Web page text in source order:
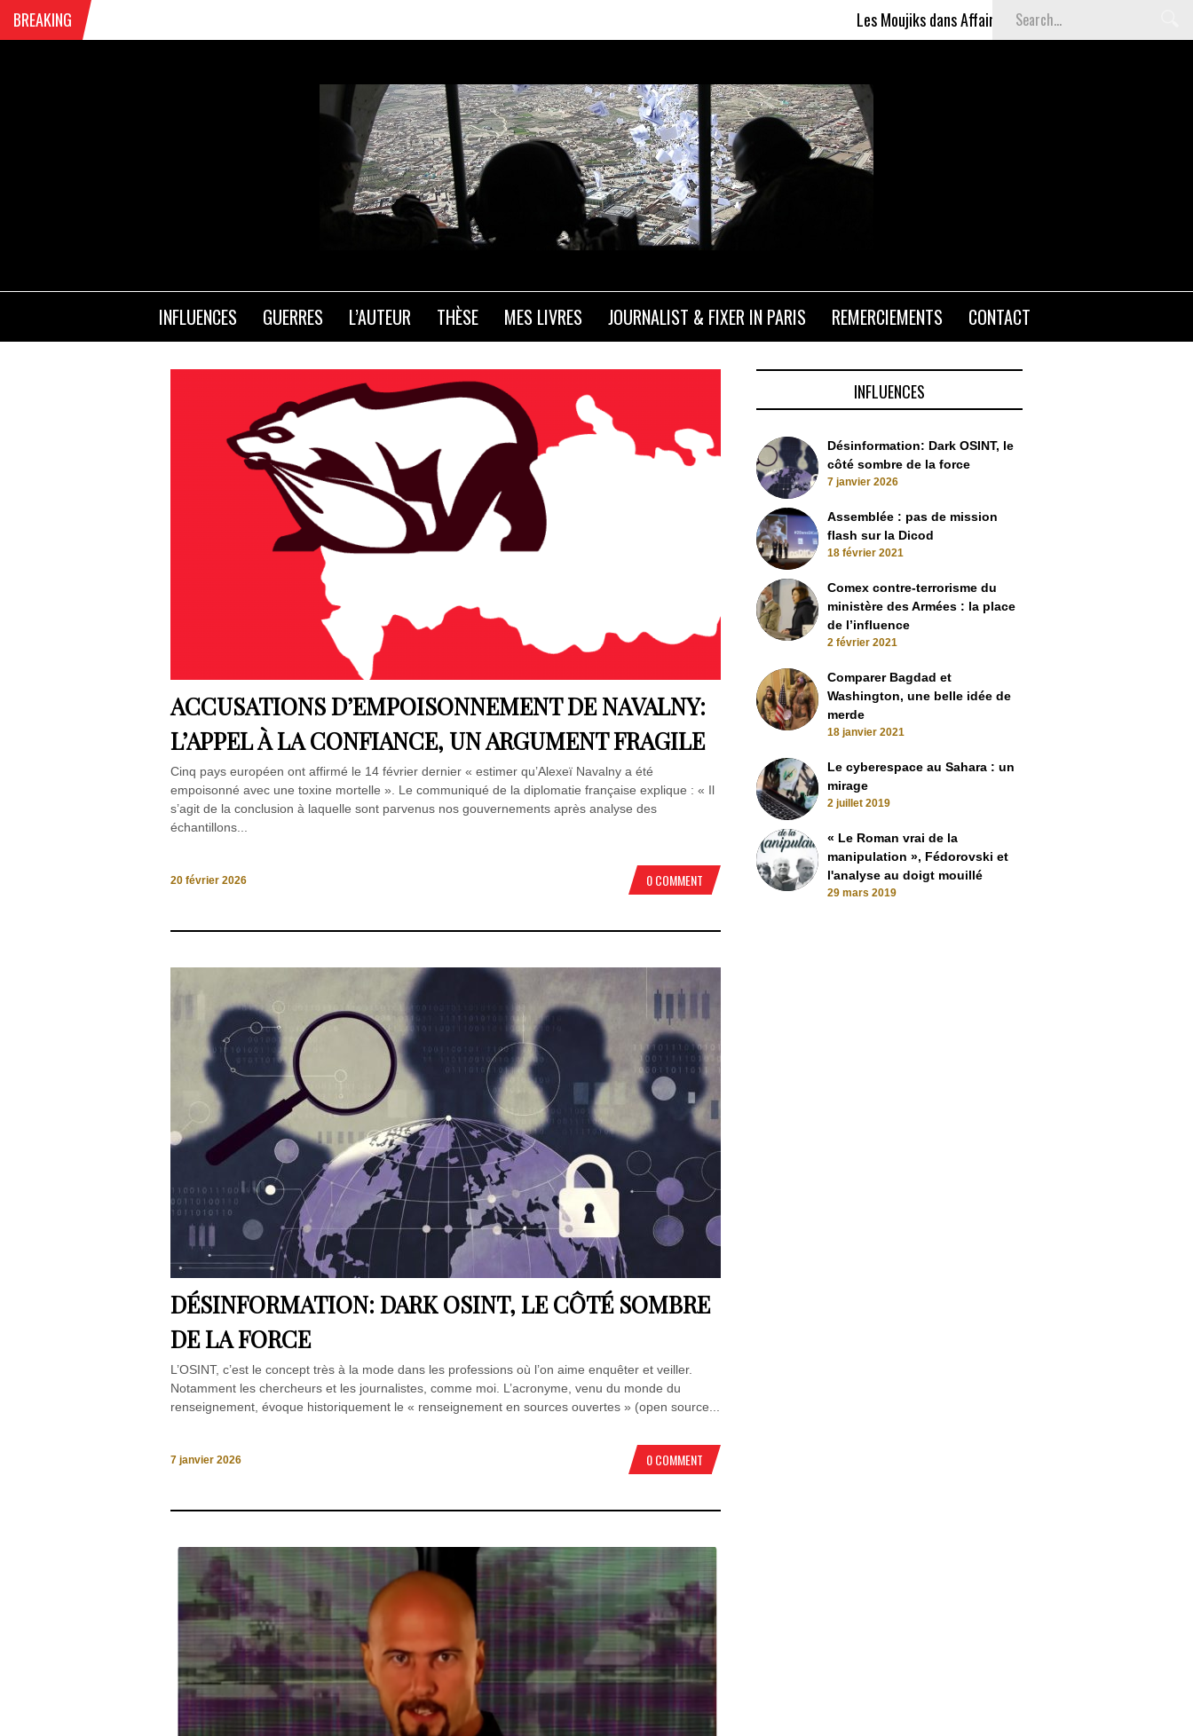
BREAKING Les Moujiks dans Affaires sensibles Articles gratuits DSI sur
INFLUENCES GUERRES L’AUTEUR THÈSE MES LIVRES JOURNALIST & FIXER IN PARIS REMERCIEMENTS CONTACT
ACCUSATIONS D’EMPOISONNEMENT DE NAVALNY:
L’APPEL À LA CONFIANCE, UN ARGUMENT FRAGILE
Cinq pays européen ont affirmé le 14 février dernier « estimer qu’Alexeï Navalny a été
empoisonné avec une toxine mortelle ». Le communiqué de la diplomatie française explique : « Il
s’agit de la conclusion à laquelle sont parvenus nos gouvernements après analyse des
échantillons...
20 février 2026 0 COMMENT
DÉSINFORMATION: DARK OSINT, LE CÔTÉ SOMBRE
DE LA FORCE
L’OSINT, c’est le concept très à la mode dans les professions où l’on aime enquêter et veiller.
Notamment les chercheurs et les journalistes, comme moi. L’acronyme, venu du monde du
renseignement, évoque historiquement le « renseignement en sources ouvertes » (open source...
7 janvier 2026 0 COMMENT
INFLUENCES
Désinformation: Dark OSINT, le
côté sombre de la force
7 janvier 2026
Assemblée : pas de mission
flash sur la Dicod
18 février 2021
Comex contre-terrorisme du
ministère des Armées : la place
de l’influence
2 février 2021
Comparer Bagdad et
Washington, une belle idée de
merde
18 janvier 2021
Le cyberespace au Sahara : un
mirage
2 juillet 2019
« Le Roman vrai de la
manipulation », Fédorovski et
l'analyse au doigt mouillé
29 mars 2019